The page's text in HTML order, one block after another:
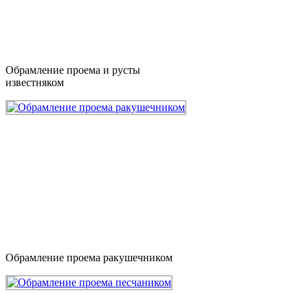
Обрамление проема и русты
известняком
Обрамление проема ракушечником